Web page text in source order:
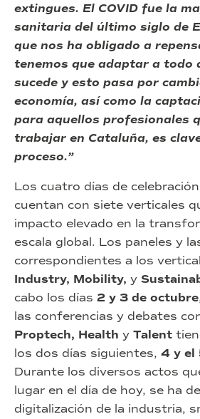
extingues. El COVID fue la
sanitaria del último siglo de
que nos ha obligado a
tenemos que adaptar a todo
sucede y esto pasa por
economía, así como la
para aquellos profesionales
trabajar en Cataluña, es
proceso.”
Los cuatro días de
cuentan con siete verticales
impacto elevado en la
escala global. Los paneles y
correspondientes a los
Industry, Mobility, y
cabo los días 2 y 3 de octubre
las conferencias y debates
Proptech, Health y Talent
los dos días siguientes, 4 y el
Durante los diversos actos
lugar en el día de hoy, se ha
digitalización de la industria,